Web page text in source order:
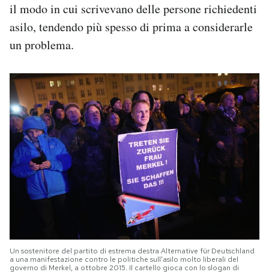
il modo in cui scrivevano delle persone richiedenti
asilo, tendendo più spesso di prima a considerarle
un problema.
Un sostenitore del partito di estrema destra Alternative für Deutschland
a una manifestazione contro le politiche sull’asilo molto liberali del
governo di Merkel, a ottobre 2015. Il cartello gioca con lo slogan di